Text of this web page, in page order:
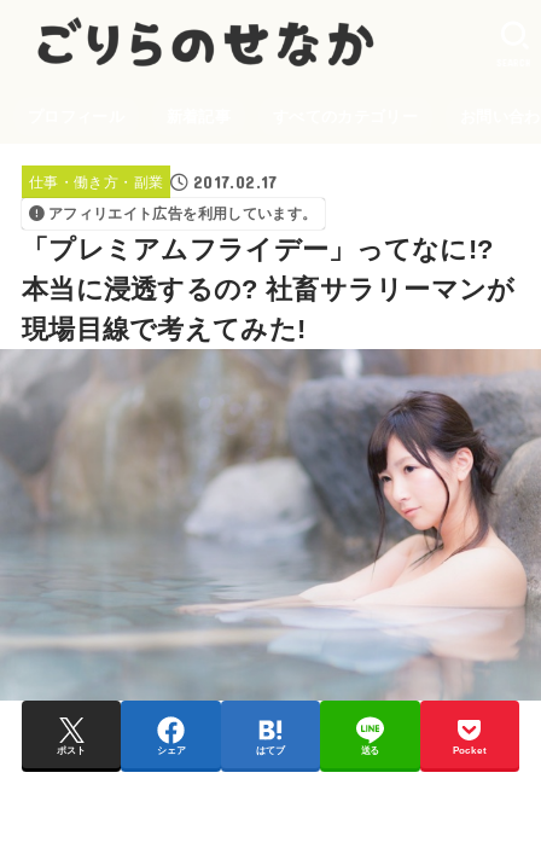
仕事・働き方・副業 2017.02.17
アフィリエイト広告を利用しています。
「プレミアムフライデー」ってなに!?
本当に浸透するの? 社畜サラリーマンが
現場目線で考えてみた!
ポスト シェア はてブ 送る Pocket